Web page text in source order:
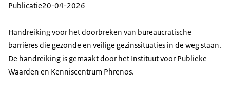
Publicatie20-04-2026
Handreiking voor het doorbreken van bureaucratische
barrières die gezonde en veilige gezinssituaties in de weg staan.
De handreiking is gemaakt door het Instituut voor Publieke
Waarden en Kenniscentrum Phrenos.